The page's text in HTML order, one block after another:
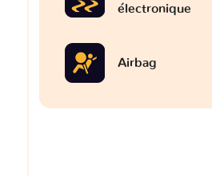
électronique
Airbag